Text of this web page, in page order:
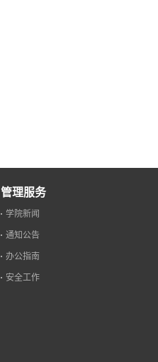
管理服务
学院新闻
通知公告
办公指南
安全工作